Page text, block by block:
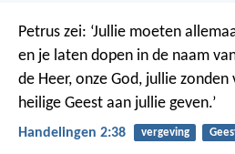
Petrus zei: ‘Jullie moeten
en je laten dopen in de naam
de Heer, onze God, jullie zonden
heilige Geest aan jullie geven.’
Handelingen 2:38 vergeving